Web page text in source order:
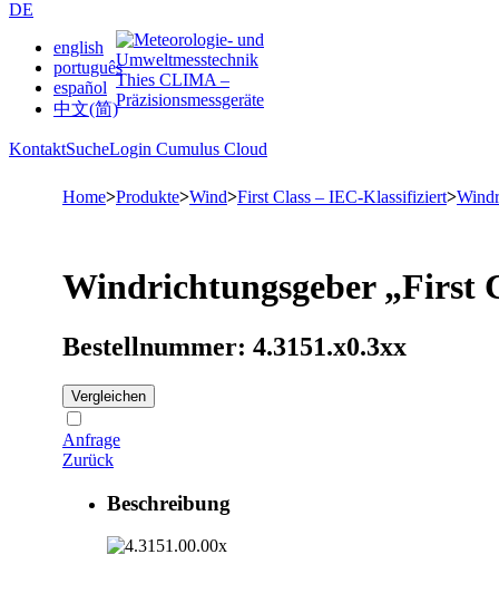
DE
english
português
español
中文(简)
KontaktSucheLogin Cumulus Cloud
Home>Produkte>Wind>First Class – IEC-Klassifiziert>
Windrichtungsgeber „First
Bestellnummer: 4.3151.x0.3xx
Vergleichen
Anfrage
Zurück
Beschreibung